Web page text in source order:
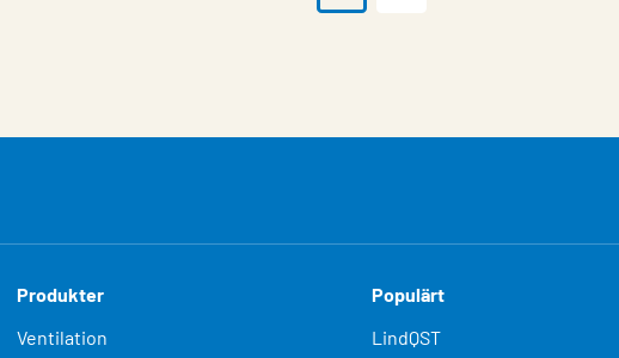
Produkter
Ventilation
Populärt
LindQST